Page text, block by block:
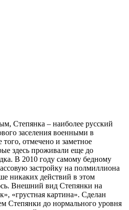
Степянка – наиболее русский
заселения военными в
отмечено и заметное
здесь проживали еще до
В 2010 году самому бедному
застройку на полмиллиона
никаких действий в этом
Внешний вид Степянки на
«грустная картина». Сделан
Степянки до нормального уровня